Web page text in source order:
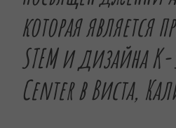
которая является
STEM и дизайна
Center в Виста,